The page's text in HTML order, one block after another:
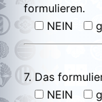
formulieren.
NEIN
7. Das
NEIN